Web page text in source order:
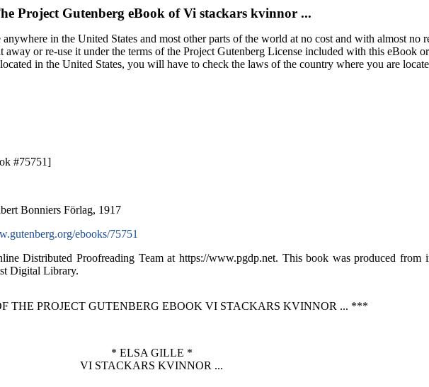
Project Gutenberg eBook ofVi stackars kvinnor ...
in the United States and most other parts of the world at no cost and with almost no
away or re-use it under the terms of the Project Gutenberg License included with this eBook
in the United States, you will have to check the laws of the country where you are
#75751]
Bonniers Förlag, 1917
ebooks/75751
Distributed Proofreading Team at https://www.pgdp.net. This book was produced from
Digital Library.
THE PROJECT GUTENBERG EBOOK VI STACKARS KVINNOR ... ***
* ELSA GILLE *
VI STACKARS KVINNOR ...